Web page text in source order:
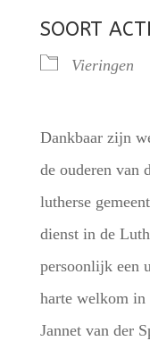
SOORT
Vieringen
Dankbaar zijn
de ouderen van
lutherse
dienst in de
persoonlijk een
harte welkom in
Jannet van der